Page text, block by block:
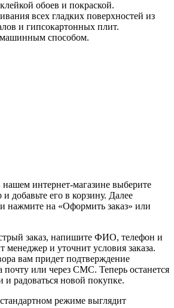
обоев и покраской.
всех гладких поверхностей из
и гипсокартонных плит.
способом.
интернет-магазине выберите
добавьте его в корзину. Далее
нажмите на «Оформить заказ» или
заказ, напишите ФИО, телефон и
менеджер и уточнит условия заказа.
вам придет подтверждение
почту или через СМС. Теперь останется
и радоваться новой покупке.
режиме выглядит